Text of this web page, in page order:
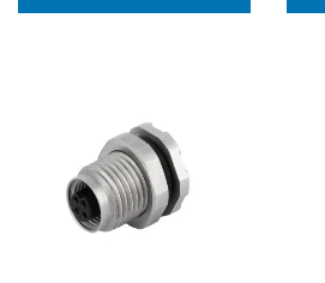
Anslutning